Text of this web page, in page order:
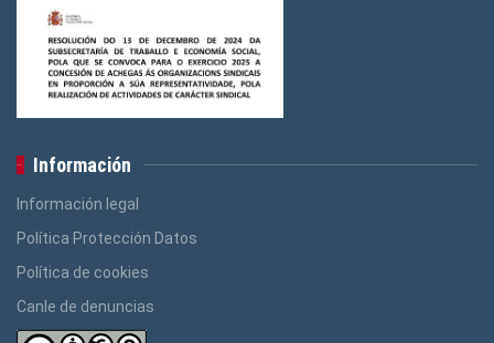
Información
Información legal
Política Protección Datos
Política de cookies
Canle de denuncias